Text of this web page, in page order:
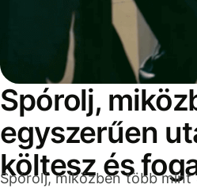
Spórolj,
egyszerűen
költesz és
Spórolj, miközben több mint